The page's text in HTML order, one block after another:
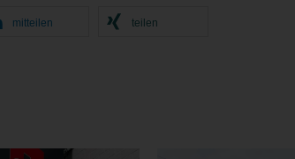
mitteilen teilen